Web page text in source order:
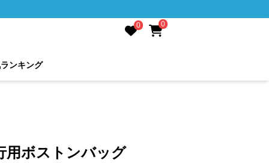
0 0
ランキング
用ボストンバッグ